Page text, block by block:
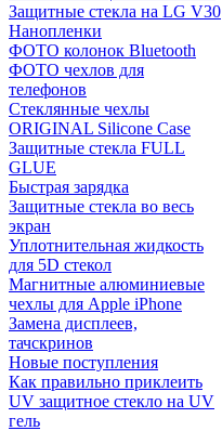
Защитные стекла на LG V30
Нанопленки
ФОТО колонок Bluetooth
ФOTO чехлов для
телефонов
Стеклянные чехлы
ORIGINAL Silicone Case
Защитные стекла FULL
GLUE
Быстрая зарядка
Защитные стекла во весь
экран
Уплотнительная жидкость
для 5D стекол
Магнитные алюминиевые
чехлы для Apple iPhone
Замена дисплеев,
тачскринов
Новые поступления
Как правильно приклеить
UV защитное стекло на UV
гель